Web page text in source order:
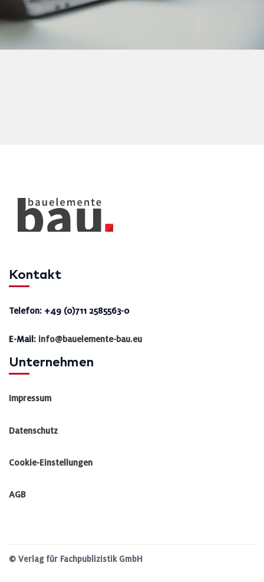
Kontakt
Telefon: +49 (0)711 2585563-0
E-Mail: info@bauelemente-bau.eu
Unternehmen
Impressum
Datenschutz
Cookie-Einstellungen
AGB
© Verlag für Fachpublizistik GmbH